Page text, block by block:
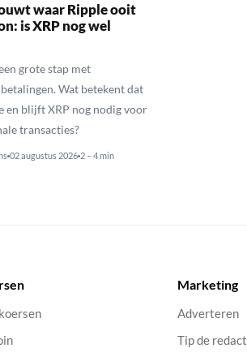
waar Ripple ooit
is XRP nog wel
grote stap met
Wat betekent dat
en blijft XRP nog nodig voor
transacties?
02 augustus 2026 2 – 4 min
Marketing
Adverteren
Tip de